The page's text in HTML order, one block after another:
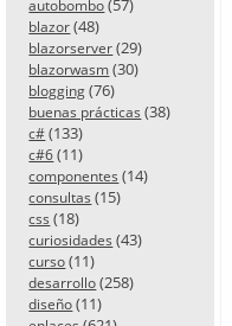
autobombo (57)
blazor (48)
blazorserver (29)
blazorwasm (30)
blogging (76)
buenas prácticas (38)
c# (133)
c#6 (11)
componentes (14)
consultas (15)
css (18)
curiosidades (43)
curso (11)
desarrollo (258)
diseño (11)